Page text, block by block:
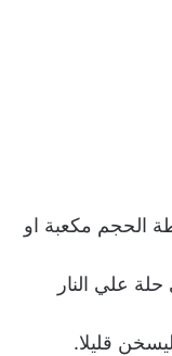
الحجم مكعبة او
علي النار
قليلا.